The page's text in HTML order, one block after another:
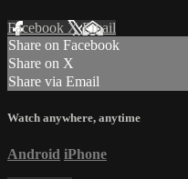
Facebook XEmail
Share on Facebook
Share on X
Share via Email
Watch anywhere, anytime
Android iPhone